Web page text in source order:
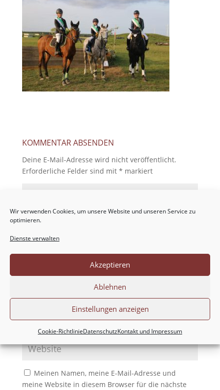
Wir verwenden Cookies, um unsere Website und unseren Service zu
optimieren.
Dienste verwalten
Akzeptieren
Ablehnen
Einstellungen anzeigen
Cookie-RichtlinieDatenschutzKontakt und Impressum
KOMMENTAR ABSENDEN
Deine E-Mail-Adresse wird nicht veröffentlicht.
Erforderliche Felder sind mit * markiert
Meinen Namen, meine E-Mail-Adresse und
meine Website in diesem Browser für die nächste